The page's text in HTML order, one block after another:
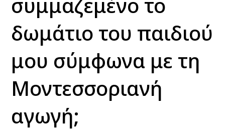
δωμάτιο του παιδιού
μου σύμφωνα με τη
Μοντεσσοριανή
αγωγή;